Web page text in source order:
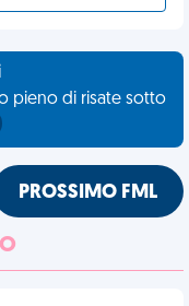
pieno di risate sotto
PROSSIMO FML